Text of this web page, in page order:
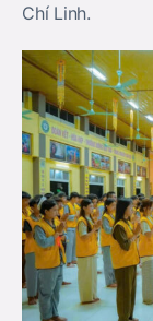
Chí Linh.